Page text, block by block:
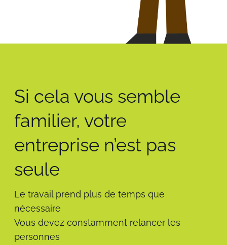
Si cela vous semble
familier, votre
entreprise n’est pas
seule
Le travail prend plus de temps que
nécessaire
Vous devez constamment relancer les
personnes